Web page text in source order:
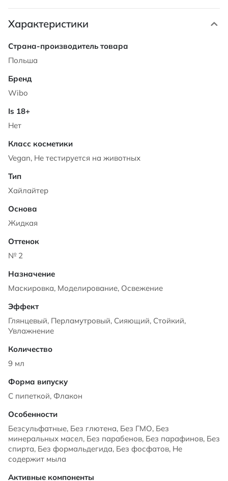
Характеристики
Характеристики
Польша
Wibo
Нет
Vegan, Не тестируется на животных
Хайлайтер
Жидкая
№ 2
Маскировка, Моделирование, Освежение
Глянцевый, Перламутровый, Сияющий, Стойкий,
Увлажнение
9 мл
С пипеткой, Флакон
Безсульфатные, Без глютена, Без ГМО, Без
минеральных масел, Без парабенов, Без парафинов, Без
спирта, Без формальдегида, Без фосфатов, Не
содержит мыла